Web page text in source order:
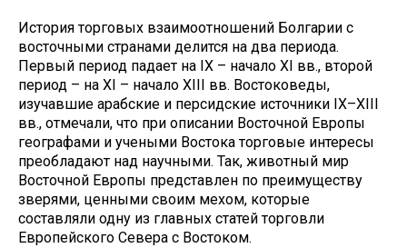
История торговых взаимоотношений Болгарии с
восточными странами делится на два периода.
Первый период падает на IX – начало XI вв., второй
период – на XI – начало XIII вв. Востоковеды,
изучавшие арабские и персидские источники IX–XIII
вв., отмечали, что при описании Восточной Европы
географами и учеными Востока торговые интересы
преобладают над научными. Так, животный мир
Восточной Европы представлен по преимуществу
зверями, ценными своим мехом, которые
составляли одну из главных статей торговли
Европейского Севера с Востоком.